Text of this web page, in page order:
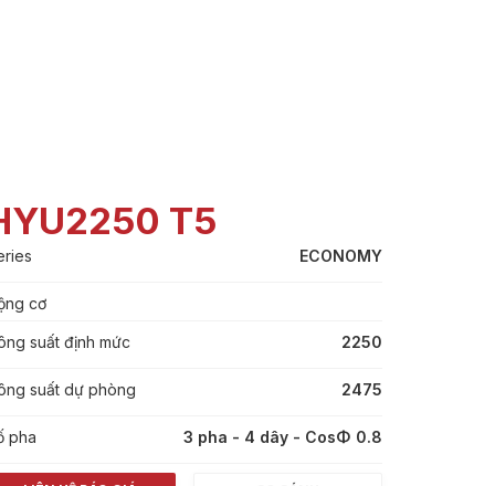
T5
ECONOMY
cơ
suất định mức 2250
suất dự phòng 2475
pha 3 pha - 4 dây - CosΦ 0.8